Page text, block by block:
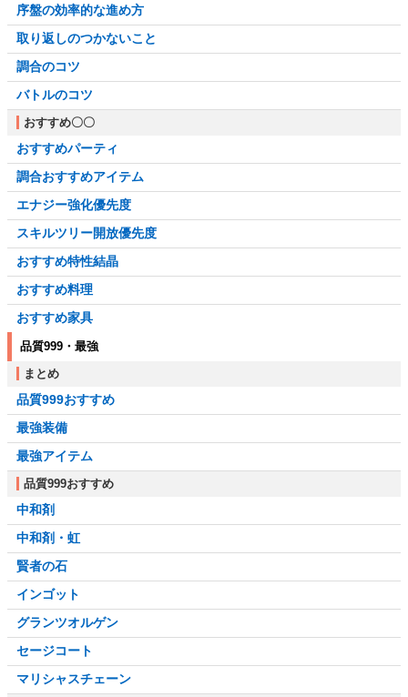
序盤の効率的な進め方
取り返しのつかないこと
調合のコツ
バトルのコツ
おすすめ〇〇
おすすめパーティ
調合おすすめアイテム
エナジー強化優先度
スキルツリー開放優先度
おすすめ特性結晶
おすすめ料理
おすすめ家具
品質999・最強
まとめ
品質999おすすめ
最強装備
最強アイテム
品質999おすすめ
中和剤
中和剤・虹
賢者の石
インゴット
グランツオルゲン
セージコート
マリシャスチェーン